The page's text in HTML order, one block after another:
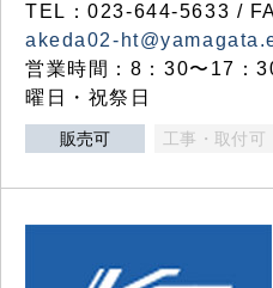
TEL：023-644-5633 /
akeda02-
営業時間：8：30〜17：
曜日・祝祭日
販売可 工事・取付可